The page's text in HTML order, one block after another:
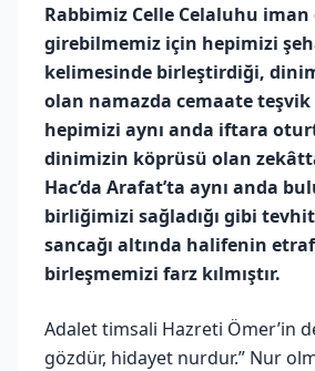
Rabbimiz Celle Celaluhu
girebilmemiz için hepimizi
kelimesinde birleştirdiği,
olan namazda cemaate
hepimizi aynı anda iftara
dinimizin köprüsü olan
Hac’da Arafat’ta aynı anda
birliğimizi sağladığı gibi
sancağı altında halifenin
birleşmemizi farz kılmıştır.
Adalet timsali Hazreti Ömer’in
gözdür, hidayet nurdur.” Nur